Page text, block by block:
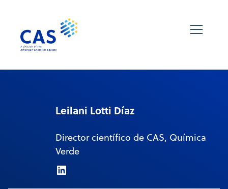
Leilani Lotti Díaz
Director científico de CAS, Química
Verde